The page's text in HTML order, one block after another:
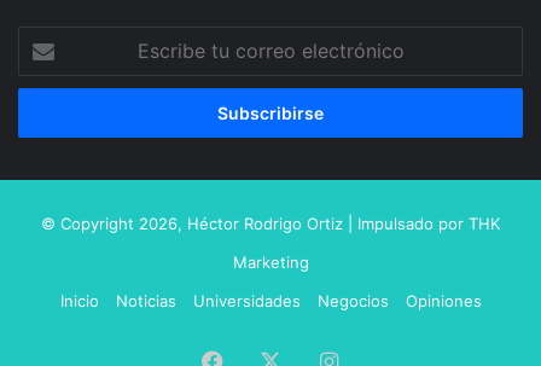
tu
correo
© Copyright 2026, Héctor Rodrigo Ortiz | Impulsado por THK
Marketing
Inicio
Noticias Universidades Negocios Opiniones
Facebook Instagram